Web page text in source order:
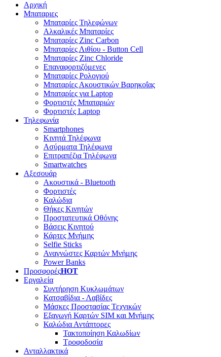
Αρχική
Μπαταριες
Μπαταρίες Τηλεφώνων
Αλκαλικές Μπαταρίες
Μπαταρίες Zinc Carbon
Μπαταρίες Λιθίου - Button Cell
Μπαταρίες Zinc Chloride
Επαναφορτιζόμενες
Μπαταρίες Ρολογιού
Μπαταρίες Ακουστικών Βαρηκοΐας
Μπαταρίες για Laptop
Φορτιστές Μπαταριών
Φορτιστές Laptop
Τηλεφωνία
Smartphones
Κινητά Τηλέφωνα
Ασύρματα Τηλέφωνα
Επιτραπέζια Τηλέφωνα
Smartwatches
Αξεσουάρ
Ακουστικά - Bluetooth
Φορτιστές
Καλώδια
Θήκες Κινητών
Προστατευτικά Οθόνης
Βάσεις Κινητού
Κάρτες Μνήμης
Selfie Sticks
Αναγνώστες Καρτών Μνήμης
Power Banks
ΠροσφορέςHOT
Εργαλεία
Συντήρηση Κυκλωμάτων
Κατσαβίδια - Λαβίδες
Μάσκες Προστασίας Τεχνικών
Εξαγωγή Καρτών SIM και Μνήμης
Καλώδια Αντάπτορες
Τακτοποίηση Καλωδίων
Τροφοδοσία
Ανταλλακτικά